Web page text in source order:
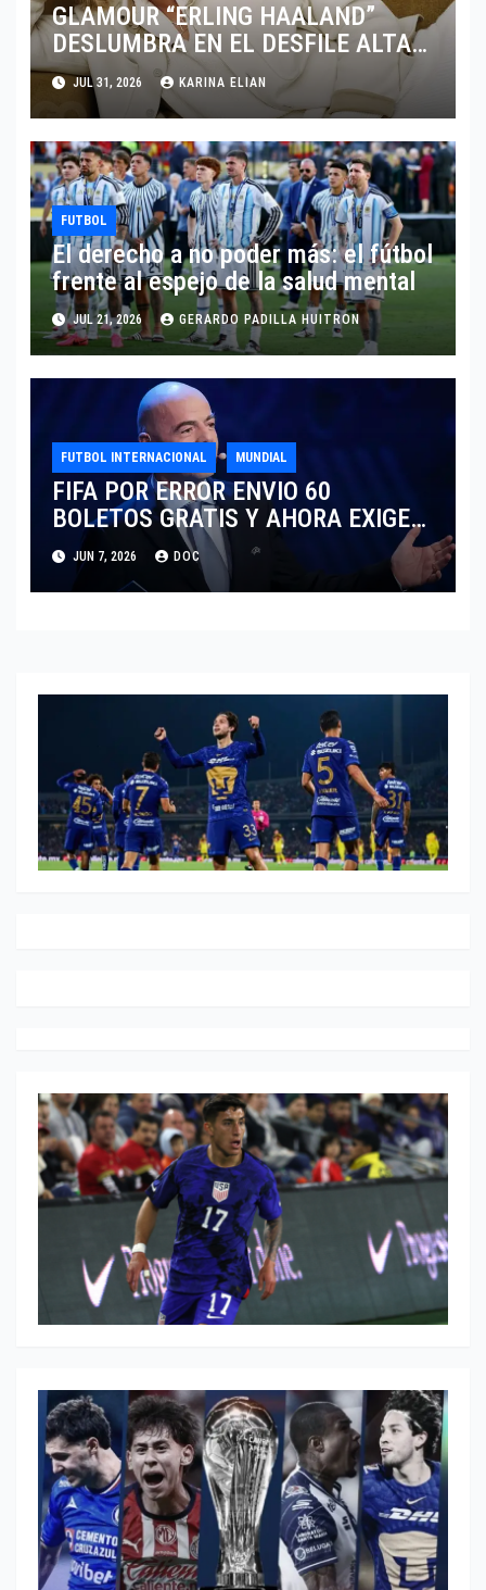
GLAMOUR “ERLING HAALAND”
DESLUMBRA EN EL DESFILE ALTA
SARTORIA DE DOLCE & GABBANA
TRAS EL MUNDIAL 2026
JUL 31, 2026 KARINA ELIAN
FUTBOL
El derecho a no poder más: el fútbol
frente al espejo de la salud mental
JUL 21, 2026 GERARDO PADILLA HUITRON
FUTBOL INTERNACIONAL MUNDIAL
FIFA POR ERROR ENVIO 60
BOLETOS GRATIS Y AHORA EXIGE
COBRO.
JUN 7, 2026 DOC